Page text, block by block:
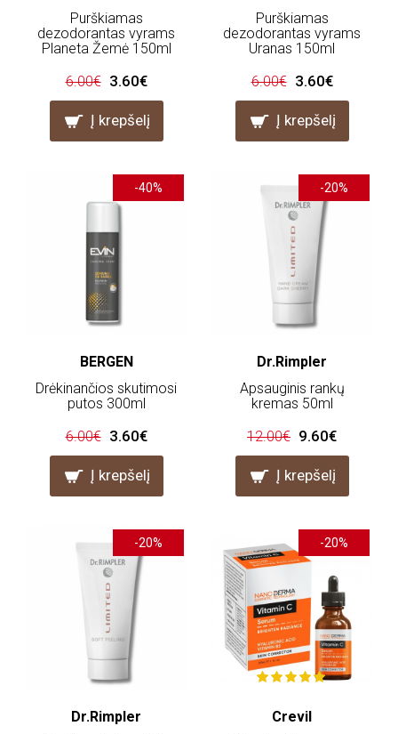
Purškiamas
dezodorantas vyrams
Planeta Žemė 150ml
6.00€ 3.60€
Į krepšelį
Purškiamas
dezodorantas vyrams
Uranas 150ml
6.00€ 3.60€
Į krepšelį
-40%
BERGEN
Drėkinančios skutimosi
putos 300ml
6.00€ 3.60€
Į krepšelį
-20%
Dr.Rimpler
Apsauginis rankų
kremas 50ml
12.00€ 9.60€
Į krepšelį
-20%
Dr.Rimpler
-20%
Crevil